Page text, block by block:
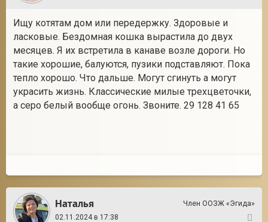
Ищу котятам дом или передержку. Здоровые и
ласковые. Бездомная кошка вырастила до двух
месяцев. Я их встретила в канаве возле дороги. Но
такие хорошие, балуются, пузики подставляют. Пока
тепло хорошо. Что дальше. Могут сгинуть а могут
украсить жизнь. Классические милые трехцветочки,
а серо белый вообще огонь. Звоните. 29 128 41 65
Наталья
Член ООЗЖ «Эгида»
02.11.2024 в 17:38